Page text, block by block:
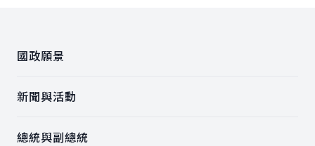
國政願景
新聞與活動
總統與副總統